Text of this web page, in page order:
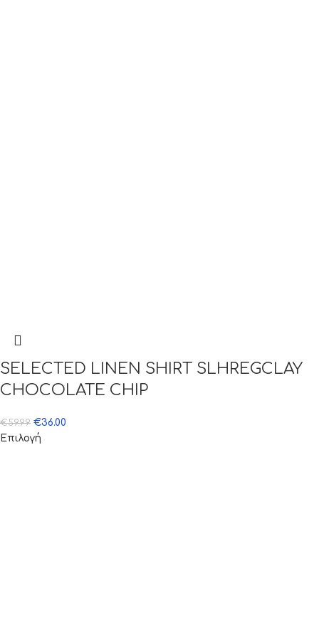
SELECTED LINEN SHIRT SLHREGCLAY
CHOCOLATE CHIP
€59.99 €36.00
Επιλογή